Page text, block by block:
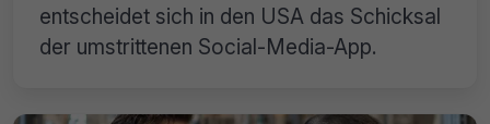
entscheidet sich in den USA das Schicksal
der umstrittenen Social-Media-App.